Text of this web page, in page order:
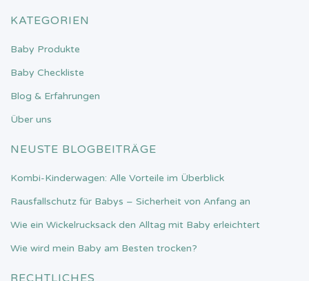
KATEGORIEN
Baby Produkte
Baby Checkliste
Blog & Erfahrungen
Über uns
NEUSTE BLOGBEITRÄGE
Kombi-Kinderwagen: Alle Vorteile im Überblick
Rausfallschutz für Babys – Sicherheit von Anfang an
Wie ein Wickelrucksack den Alltag mit Baby erleichtert
Wie wird mein Baby am Besten trocken?
RECHTLICHES